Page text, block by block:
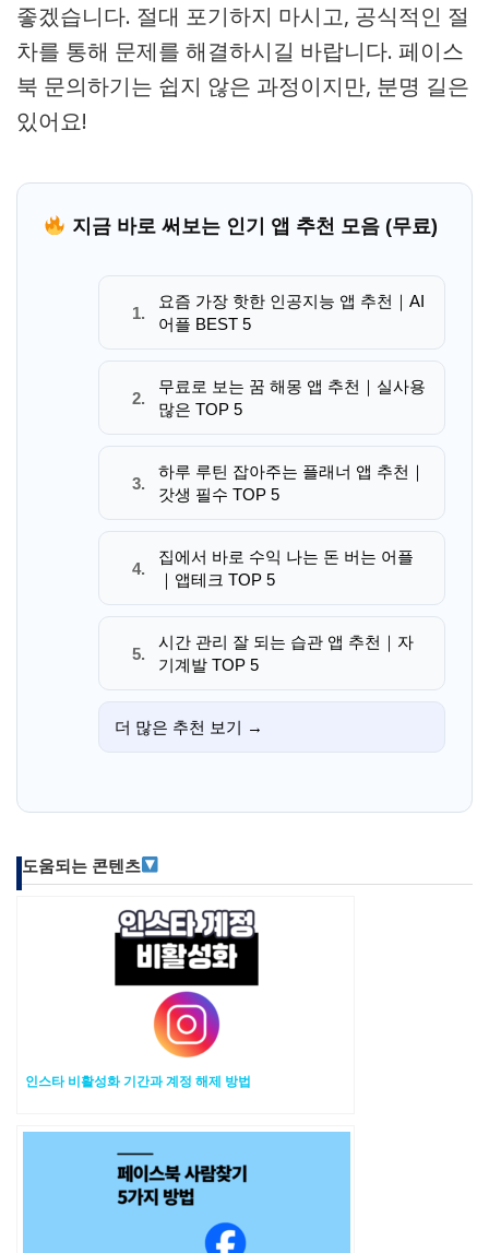
좋겠습니다. 절대 포기하지 마시고, 공식적인 절
차를 통해 문제를 해결하시길 바랍니다. 페이스
북 문의하기는 쉽지 않은 과정이지만, 분명 길은
있어요!
지금 바로 써보는 인기 앱 추천 모음 (무료)
1.
요즘 가장 핫한 인공지능 앱 추천｜AI
어플 BEST 5
2.
무료로 보는 꿈 해몽 앱 추천｜실사용
많은 TOP 5
3.
하루 루틴 잡아주는 플래너 앱 추천｜
갓생 필수 TOP 5
4.
집에서 바로 수익 나는 돈 버는 어플
｜앱테크 TOP 5
5.
시간 관리 잘 되는 습관 앱 추천｜자
기계발 TOP 5
더 많은 추천 보기 →
도움되는 콘텐츠
인스타 비활성화 기간과 계정 해제 방법